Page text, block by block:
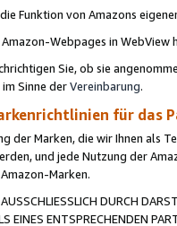
Funktion von Amazons
Webpages in WebView
Sie, ob sie
im Sinne derVereinbarung.
für das
der Marken, die wir Ihnen als
und jede Nutzung der
Marken.
DURCH
EINES ENTSPRECHENDEN